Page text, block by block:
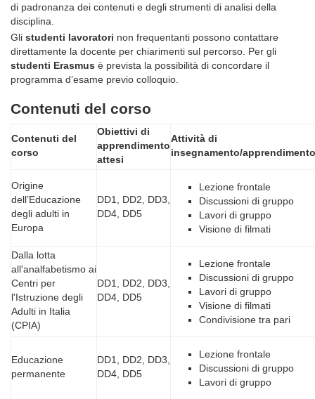
di padronanza dei contenuti e degli strumenti di analisi della
disciplina.
Gli studenti lavoratori non frequentanti possono contattare
direttamente la docente per chiarimenti sul percorso. Per gli
studenti Erasmus è prevista la possibilità di concordare il
programma d’esame previo colloquio.
Contenuti del corso
Contenuti del
corso
Obiettivi di
apprendimento
attesi
Attività di
insegnamento/apprendimento
Origine
dell’Educazione
degli adulti in
Europa
DD1, DD2, DD3,
DD4, DD5
Lezione frontale
Discussioni di gruppo
Lavori di gruppo
Visione di filmati
Dalla lotta
all'analfabetismo ai
Centri per
l'Istruzione degli
Adulti in Italia
(CPIA)
DD1, DD2, DD3,
DD4, DD5
Lezione frontale
Discussioni di gruppo
Lavori di gruppo
Visione di filmati
Condivisione tra pari
Educazione
permanente
DD1, DD2, DD3,
DD4, DD5
Lezione frontale
Discussioni di gruppo
Lavori di gruppo